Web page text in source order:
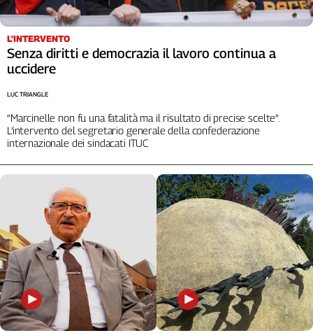
L'INTERVENTO
Senza diritti e democrazia il lavoro continua a
uccidere
“Marcinelle non fu una fatalità ma il risultato di precise scelte”.
L’intervento del segretario generale della confederazione
internazionale dei sindacati ITUC
LUC TRIANGLE